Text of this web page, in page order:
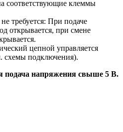
соответствующие клеммы
требуется: При подаче
открывается, при смене
цепной управляется
схемы подключения).
подача напряжения свыше 5 В.